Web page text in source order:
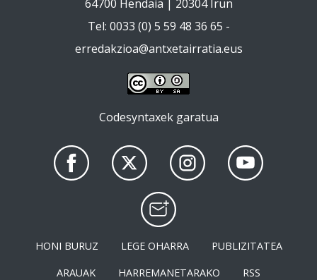
64700 Hendaia | 20304 Irun
Tel: 0033 (0) 5 59 48 36 65 -
erredakzioa@antxetairratia.eus
Codesyntaxek garatua
HONI BURUZ LEGE OHARRA
PUBLIZITATEA
ARAUAK
HARREMANETARAKO RSS